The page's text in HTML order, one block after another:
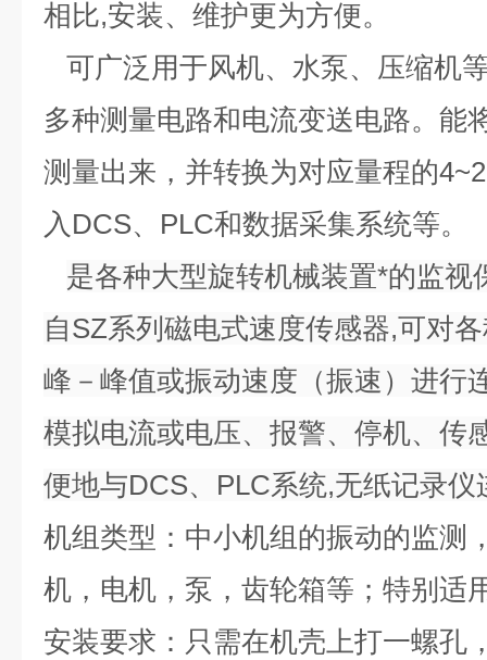
相比,安装、维护更为方便。
可广泛用于风机、水泵、压缩机
多种测量电路和电流变送电路。能
测量出来，并转换为对应量程的
入DCS、PLC和数据采集系统等。
是各种大型旋转机械装置*的监视
自SZ系列磁电式速度传感器,可对
峰－峰值或振动速度（振速）进行
模拟电流或电压、报警、停机、传
便地与DCS、PLC系统,无纸记录仪
机组类型：中小机组的振动的监测
机，电机，泵，齿轮箱等；特别适
安装要求：只需在机壳上打一螺孔